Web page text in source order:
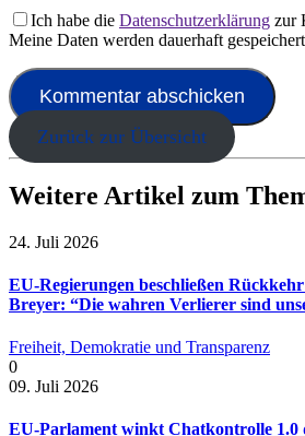
Ich habe die Datenschutzerklärung zur
Meine Daten werden dauerhaft
Zurück zur Übersicht
Weitere Artikel zum
24. Juli 2026
EU-Regierungen beschließen
Breyer: “Die wahren Verlierer sind
Freiheit, Demokratie und Transparenz
0
09. Juli 2026
EU-Parlament winkt Chatkontrolle 1.0